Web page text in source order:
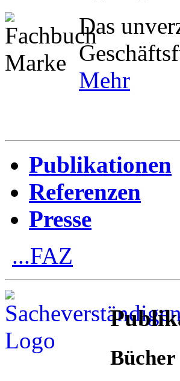
Das
Mehr
Publikationen
Referenzen
Presse
...FAZ
Bücher